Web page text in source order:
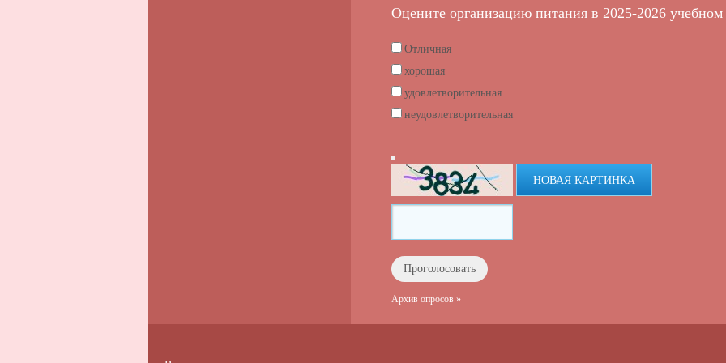
Оцените организацию питания в 2025-2026 учебном
Отличная
хорошая
удовлетворительная
неудовлетворительная
НОВАЯ КАРТИНКА
Архив опросов »